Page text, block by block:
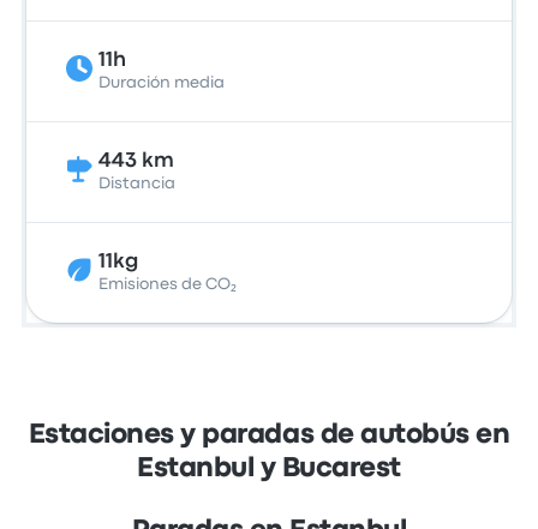
11h
Duración media
443 km
Distancia
11kg
Emisiones de CO₂
Estaciones y paradas de autobús en
Estanbul y Bucarest